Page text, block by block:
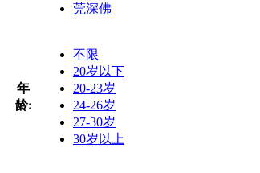
莞深佛
年
龄:
不限
20岁以下
20-23岁
24-26岁
27-30岁
30岁以上